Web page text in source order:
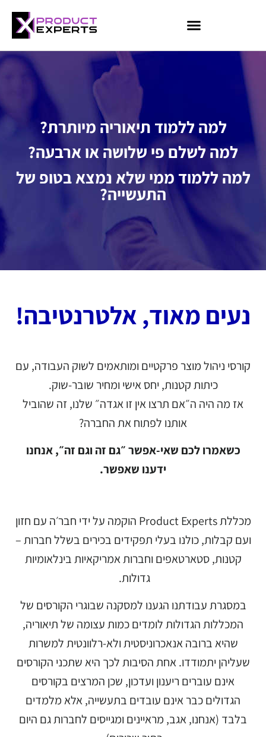
למה ללמוד תיאוריה מיותרת?
למה לשלם פי שלושה או ארבעה?
למה ללמוד ממי שלא נמצא בטופ של
התעשייה?
נעים מאוד, אלטרנטיבה!
קורסי ניהול מוצר פרקטיים ומותאמים לשוק העבודה, עם
כיתות קטנות, יחס אישי ומחיר שובר-שוק.
אז מה היה ה״אם תרצו אין זו אגדה״ שלנו, זה שהוביל
אותנו לפתוח את החברה?
כשאמרו לכם שאי-אפשר ״גם זה וגם זה״, אנחנו
ידענו שאפשר.
מכללת Product Experts הוקמה על ידי חבר׳ה עם חזון
ועם קבלות, כולנו בעלי תפקידים בכירים בשלל חברות –
קטנות, סטארטאפים וחברות אמריקאיות בינלאומיות
גדולות.
במסגרת עבודתנו הגענו למסקנה שבוגרי הקורסים של
המכללות הגדולות לומדים כמות עצומה של תיאוריה,
שהיא ברובה אנאכרוניסטית ולא-רלוונטית למשרות
שעליהן יתמודדו. אחת הסיבות לכך היא שתכני הקורסים
אינם עוברים ריענון ועדכון, שכן המרצים בקורסים
הגדולים כבר אינם עובדים בתעשייה, אלא מלמדים
בלבד (אנחנו, אגב, מראיינים ומגייסים לחברות גם היום